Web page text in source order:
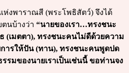
ห่งพาราณสี (พระโพธิสัตว์) จึงได้
นบ้างว่า “นายของเรา…ทรงชนะ
(เมตตา), ทรงชนะคนไม่ดีด้วยความ
ารให้ปัน (ทาน), ทรงชนะคนพูดปด
รมของนายเราเป็นเช่นนี้ ขอท่านจง